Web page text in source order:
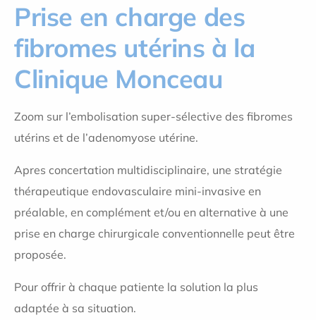
Prise en charge des
fibromes utérins à la
Clinique Monceau
Zoom sur l’embolisation super-sélective des fibromes
utérins et de l’adenomyose utérine.
Apres concertation multidisciplinaire, une stratégie
thérapeutique endovasculaire mini-invasive en
préalable, en complément et/ou en alternative à une
prise en charge chirurgicale conventionnelle peut être
proposée.
Pour offrir à chaque patiente la solution la plus
adaptée à sa situation.